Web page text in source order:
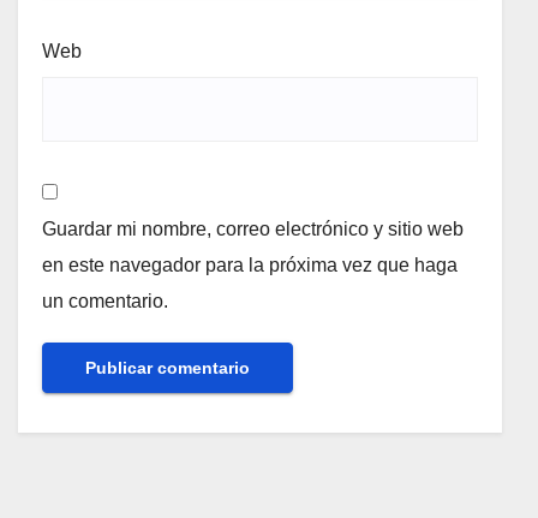
Web
Guardar mi nombre, correo electrónico y sitio web
en este navegador para la próxima vez que haga
un comentario.